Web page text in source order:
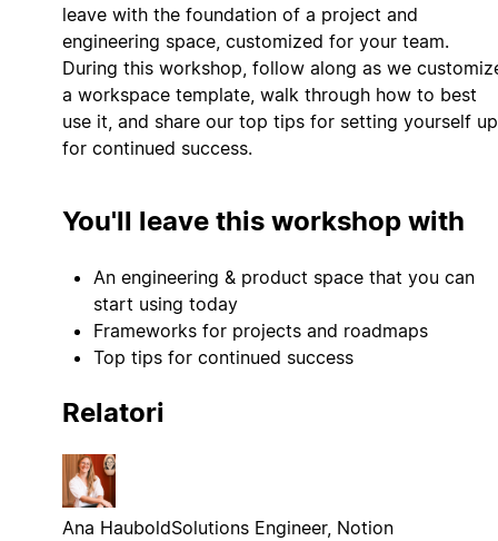
leave with the foundation of a project and
engineering space, customized for your team.
During this workshop, follow along as we
a workspace template, walk through how to best
use it, and share our top tips for setting yourself up
for continued success.
You'll leave this workshop with
An engineering & product space that you can
start using today
Frameworks for projects and roadmaps
Top tips for continued success
Relatori
Ana HauboldSolutions Engineer, Notion